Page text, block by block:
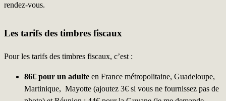
rendez-vous.
Les tarifs des timbres fiscaux
Pour les tarifs des timbres fiscaux, c’est :
86€ pour un adulte en France métropolitaine, Guadeloupe,
Martinique, Mayotte (ajoutez 3€ si vous ne fournissez pas de